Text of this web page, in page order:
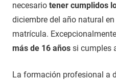
necesario tener cumplidos
diciembre del año natural
matrícula.
más de 16 años si cumples
La formación profesional a